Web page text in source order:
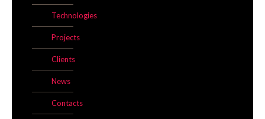
Technologies
Projects
Clients
News
Contacts